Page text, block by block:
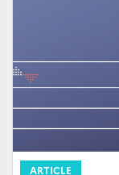
ARTICLE